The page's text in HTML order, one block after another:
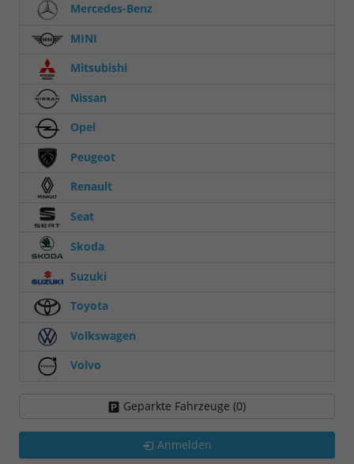
Mercedes-Benz
MINI
Mitsubishi
Nissan
Opel
Peugeot
Renault
Seat
Skoda
Suzuki
Toyota
Volkswagen
Volvo
Geparkte Fahrzeuge (0)
Anmelden